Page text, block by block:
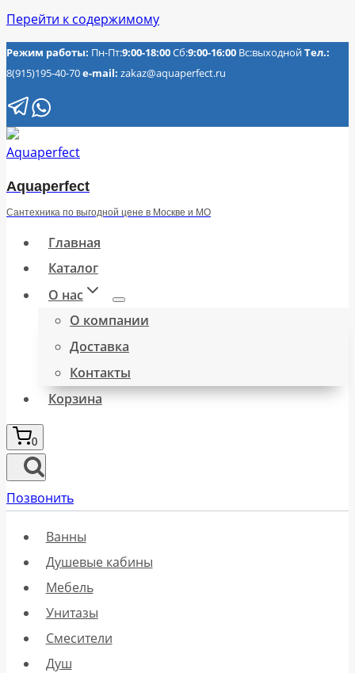
Перейти к содержимому
Режим работы: Пн-Пт:9:00-18:00Сб:9:00-16:00 Вс:выходнойТел.:
8(915)195-40-70e-mail: zakaz@aquaperfect.ru
Aquaperfect
Сантехника по выгодной цене в Москве и МО
Главная
Каталог
О нас
О компании
Доставка
Контакты
Корзина
0
Позвонить
Ванны
Душевые кабины
Мебель
Унитазы
Смесители
Душ